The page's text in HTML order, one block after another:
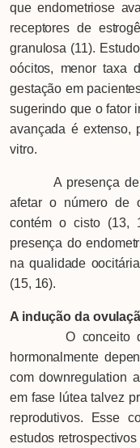
que endometriose
receptores de
granulosa (11).
oócitos, menor taxa
gestação em
sugerindo que o fator
avançada é extenso,
vitro.
A presença de
afetar o número de
contém o cisto (13,
presença do
na qualidade
(15, 16).
A indução da
O conceito que
hormonalmente
com downregulation
em fase lútea talvez
reprodutivos. Esse
estudos